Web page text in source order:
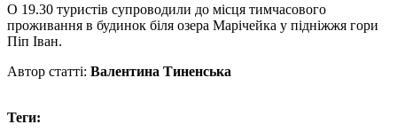
О 19.30 туристів супроводили до місця тимчасового
проживання в будинок біля озера Марічейка у підніжжя гори
Піп Іван.
Автор статті: Валентина Тиненська
Теги: